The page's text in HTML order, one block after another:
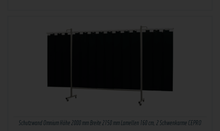
Schutzwand Omnium Höhe 2000 mm Breite 2150 mm Lamellen 160 cm, 2 Schwenkarme CEPRO